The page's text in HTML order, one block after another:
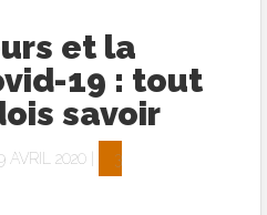
et la
19 : tout
savoir
AVRIL 2020 |
3